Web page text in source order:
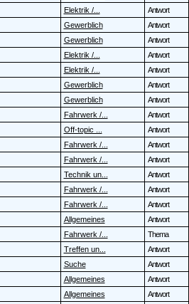
Elektrik /... Antwort
Gewerblich Antwort
Gewerblich Antwort
Elektrik /... Antwort
Elektrik /... Antwort
Gewerblich Antwort
Gewerblich Antwort
Fahrwerk /... Antwort
Off-topic ... Antwort
Fahrwerk /... Antwort
Fahrwerk /... Antwort
Technik un... Antwort
Fahrwerk /... Antwort
Fahrwerk /... Antwort
Allgemeines Antwort
Fahrwerk /... Thema
Treffen un... Antwort
Suche Antwort
Allgemeines Antwort
Allgemeines Antwort